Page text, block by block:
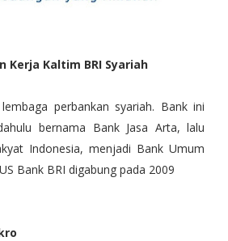
Kerja Kaltim BRI Syariah
perbankan syariah. Bank ini
bernama Bank Jasa Arta, lalu
Indonesia, menjadi Bank Umum
Bank BRI digabung pada 2009